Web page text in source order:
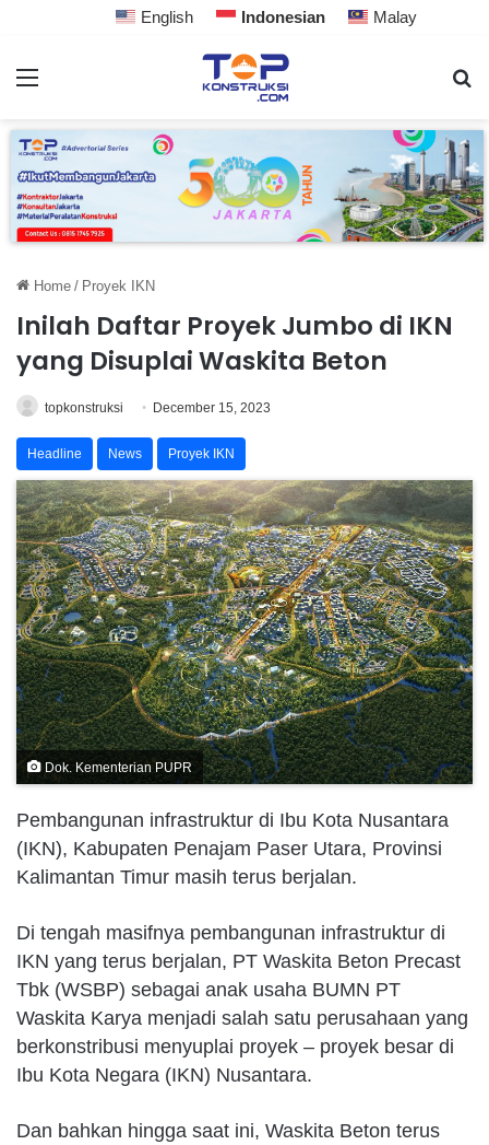
English Indonesian Malay
Home / Proyek IKN
Inilah Daftar Proyek Jumbo di IKN
yang Disuplai Waskita Beton
topkonstruksi December 15, 2023
Headline News Proyek IKN
Dok. Kementerian PUPR
Pembangunan infrastruktur di Ibu Kota Nusantara
(IKN), Kabupaten Penajam Paser Utara, Provinsi
Kalimantan Timur masih terus berjalan.
Di tengah masifnya pembangunan infrastruktur di
IKN yang terus berjalan, PT Waskita Beton Precast
Tbk (WSBP) sebagai anak usaha BUMN PT
Waskita Karya menjadi salah satu perusahaan yang
berkonstribusi menyuplai proyek – proyek besar di
Ibu Kota Negara (IKN) Nusantara.
Dan bahkan hingga saat ini, Waskita Beton terus